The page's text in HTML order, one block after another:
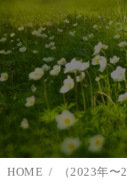
HOME （2023年